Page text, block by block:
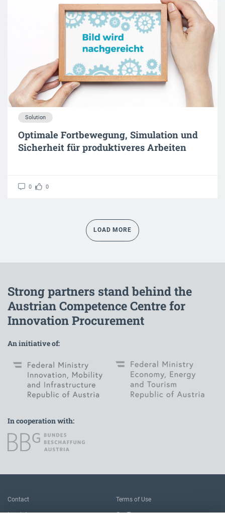
Solution
Optimale Fortbewegung, Simulation und
Sicherheit für produktiveres Arbeiten
0 0
LOAD MORE
Strong partners stand behind the
Austrian Competence Centre for
Innovation Procurement
An initiative of:
In cooperation with:
Contact Terms of Use